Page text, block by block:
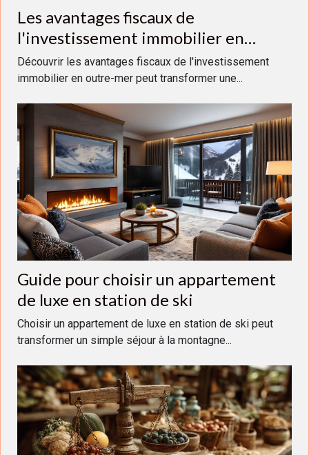
Les avantages fiscaux de
l'investissement immobilier en
outre-mer
Découvrir les avantages fiscaux de l'investissement
immobilier en outre-mer peut transformer une...
Guide pour choisir un appartement
de luxe en station de ski
Choisir un appartement de luxe en station de ski peut
transformer un simple séjour à la montagne...